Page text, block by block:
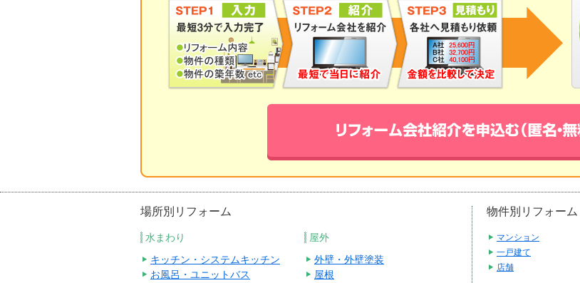
場所別リフォーム
水まわり
キッチン・システムキッチン
お風呂・ユニットバス
屋外
外壁・外壁塗装
屋根
物件別リフォーム
マンション
一戸建て
店舗